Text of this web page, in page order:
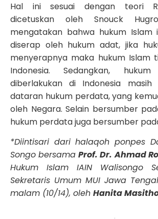
Hal ini sesuai dengan teori
dicetuskan oleh Snouck
mengatakan bahwa hukum Islam
diserap oleh hukum adat, jika
menyerapnya maka hukum Islam
Indonesia. Sedangkan,
diberlakukan di Indonesia
dataran hukum perdata, yang
oleh Negara. Selain bersumber
hukum perdata juga bersumber
*Diintisari dari halaqoh ponpes
Songo bersamaProf. Dr. Ahmad
Hukum Islam IAIN Walisongo
Sekretaris Umum MUI Jawa
malam (10/14), oleh Hanita